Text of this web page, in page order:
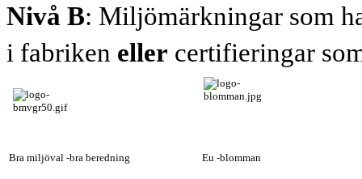
Nivå B: Miljömärkningar som
i fabriken eller certifieringar
Bra miljöval -bra beredning Eu -blomman